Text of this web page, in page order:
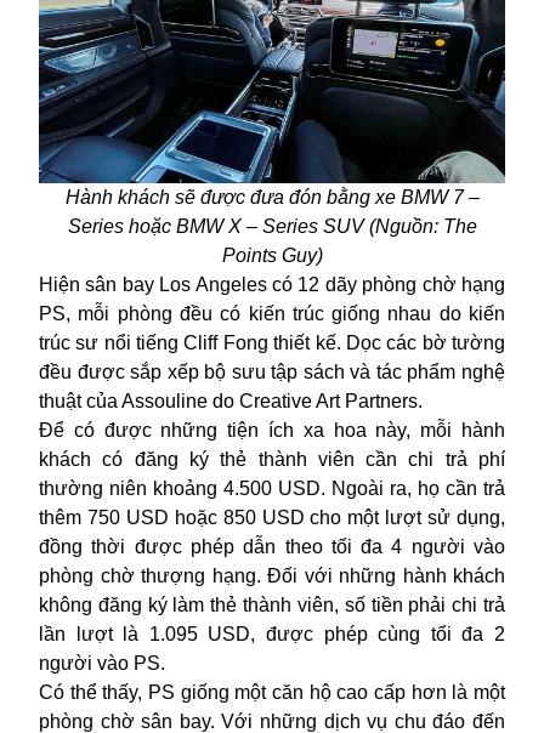
Hành khách sẽ được đưa đón bằng xe BMW 7 –
Series hoặc BMW X – Series SUV (Nguồn: The
Points Guy)
Hiện sân bay Los Angeles có 12 dãy phòng chờ hạng
PS, mỗi phòng đều có kiến trúc giống nhau do kiến
trúc sư nổi tiếng Cliff Fong thiết kế. Dọc các bờ tường
đều được sắp xếp bộ sưu tập sách và tác phẩm nghệ
thuật của Assouline do Creative Art Partners.
Để có được những tiện ích xa hoa này, mỗi hành
khách có đăng ký thẻ thành viên cần chi trả phí
thường niên khoảng 4.500 USD. Ngoài ra, họ cần trả
thêm 750 USD hoặc 850 USD cho một lượt sử dụng,
đồng thời được phép dẫn theo tối đa 4 người vào
phòng chờ thượng hạng. Đối với những hành khách
không đăng ký làm thẻ thành viên, số tiền phải chi trả
lần lượt là 1.095 USD, được phép cùng tối đa 2
người vào PS.
Có thể thấy, PS giống một căn hộ cao cấp hơn là một
phòng chờ sân bay. Với những dịch vụ chu đáo đến